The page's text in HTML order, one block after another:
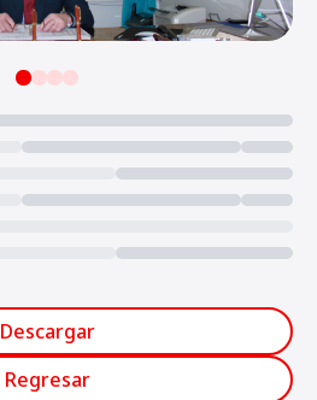
Descargar
Regresar